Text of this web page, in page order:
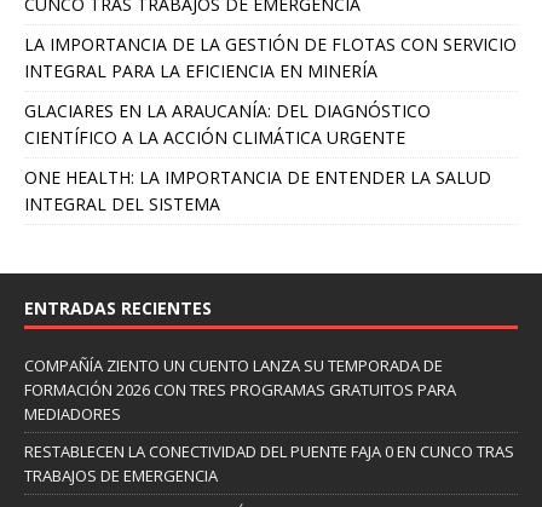
LA IMPORTANCIA DE LA GESTIÓN DE FLOTAS CON SERVICIO
INTEGRAL PARA LA EFICIENCIA EN MINERÍA
GLACIARES EN LA ARAUCANÍA: DEL DIAGNÓSTICO
CIENTÍFICO A LA ACCIÓN CLIMÁTICA URGENTE
ONE HEALTH: LA IMPORTANCIA DE ENTENDER LA SALUD
INTEGRAL DEL SISTEMA
ENTRADAS RECIENTES
COMPAÑÍA ZIENTO UN CUENTO LANZA SU TEMPORADA DE
FORMACIÓN 2026 CON TRES PROGRAMAS GRATUITOS PARA
MEDIADORES
RESTABLECEN LA CONECTIVIDAD DEL PUENTE FAJA 0 EN CUNCO TRAS
TRABAJOS DE EMERGENCIA